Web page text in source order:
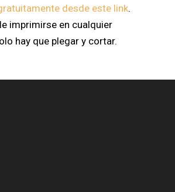
desde este link.
imprimirse en cualquier
hay que plegar y cortar.